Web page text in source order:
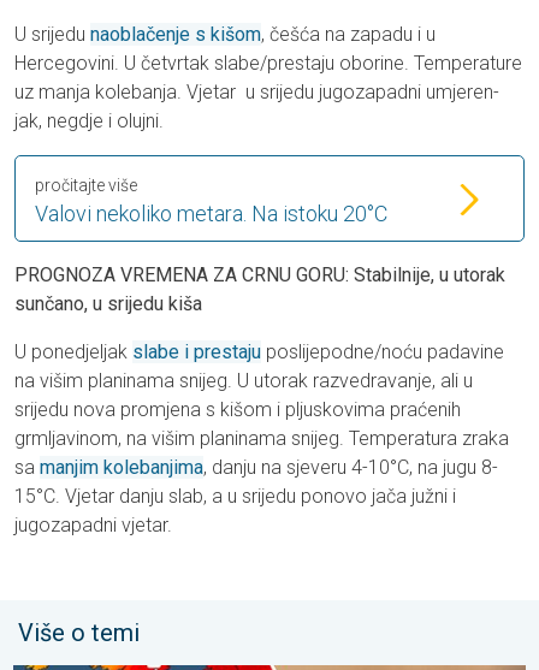
U srijedu naoblačenje s kišom, češća na zapadu i u
Hercegovini. U četvrtak slabe/prestaju oborine. Temperature
uz manja kolebanja. Vjetar u srijedu jugozapadni umjeren-
jak, negdje i olujni.
Valovi nekoliko metara. Na istoku 20°C
pročitajte više
PROGNOZA VREMENA ZA CRNU GORU: Stabilnije, u utorak
sunčano, u srijedu kiša
U ponedjeljak slabe i prestaju poslijepodne/noću padavine
na višim planinama snijeg. U utorak razvedravanje, ali u
srijedu nova promjena s kišom i pljuskovima praćenih
grmljavinom, na višim planinama snijeg. Temperatura zraka
sa manjim kolebanjima, danju na sjeveru 4-10°C, na jugu 8-
15°C. Vjetar danju slab, a u srijedu ponovo jača južni i
jugozapadni vjetar.
Više o temi